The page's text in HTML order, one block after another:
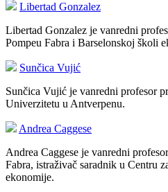
Libertad Gonzalez
Libertad Gonzalez je vanredni
Pompeu Fabra i Barselonskoj školi
Sunčica Vujić
Sunčica Vujić je vanredni profesor
Univerzitetu u Antverpenu.
Andrea Caggese
Andrea Caggese je vanredni
Fabra, istraživač saradnik u Centru
ekonomije.